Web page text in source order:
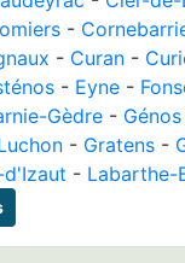
-
- Curan -
- Eyne -
Gèdre - Génos
- Gratens -
- Labarthe-